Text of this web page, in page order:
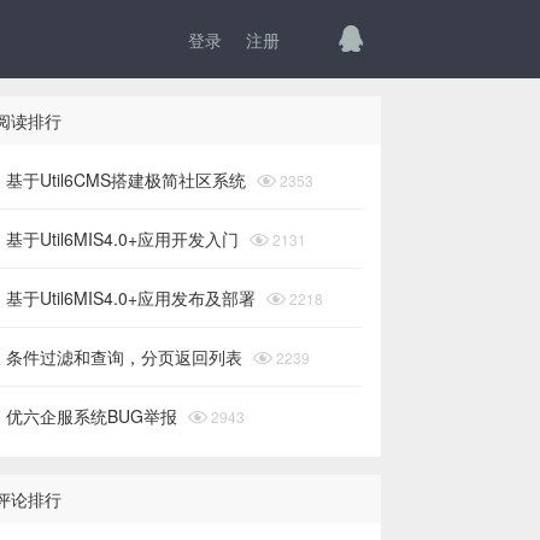
登录 注册
读排行
基于Util6CMS搭建极简社区系统  2353
基于Util6MIS4.0+应用开发入门  2131
基于Util6MIS4.0+应用发布及部署  2218
条件过滤和查询，分页返回列表  2239
优六企服系统BUG举报  2943
论排行